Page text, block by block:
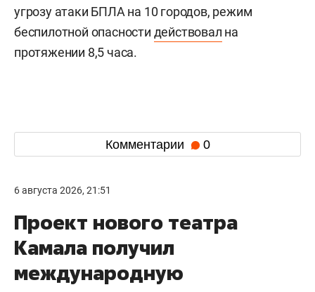
угрозу атаки БПЛА на 10 городов, режим
беспилотной опасности действовал на
протяжении 8,5 часа.
Комментарии 0
6 августа 2026, 21:51
Проект нового театра
Камала получил
международную